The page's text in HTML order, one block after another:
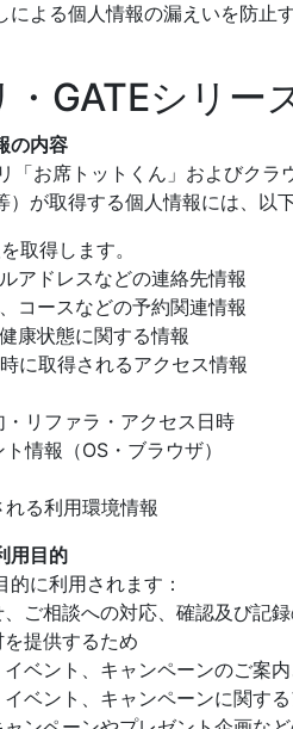
による個人情報の漏えいを防止
・GATEシリ
の内容
「お席トットくん」およびク
が取得する個人情報には、以
取得します。
ドレスなどの連絡先情報
ースなどの予約関連情報
状態に関する情報
取得されるアクセス情報
ファラ・アクセス日時
（OS・ブラウザ）
利用環境情報
用目的
に利用されます：
相談への対応、確認及び記録
提供するため
ント、キャンペーンのご案内
ント、キャンペーンに関する